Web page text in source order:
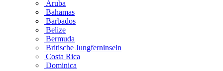
Aruba
Bahamas
Barbados
Belize
Bermuda
Britische Jungferninseln
Costa Rica
Dominica